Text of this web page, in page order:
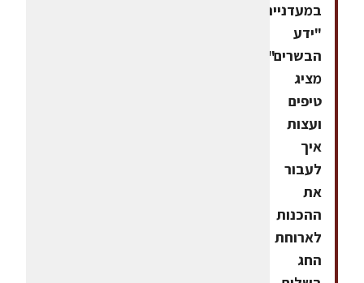
במעדניית
"ידע
הבשרים",
מציג
טיפים
ועצות
איך
לעבור
את
ההכנות
לארוחת
החג